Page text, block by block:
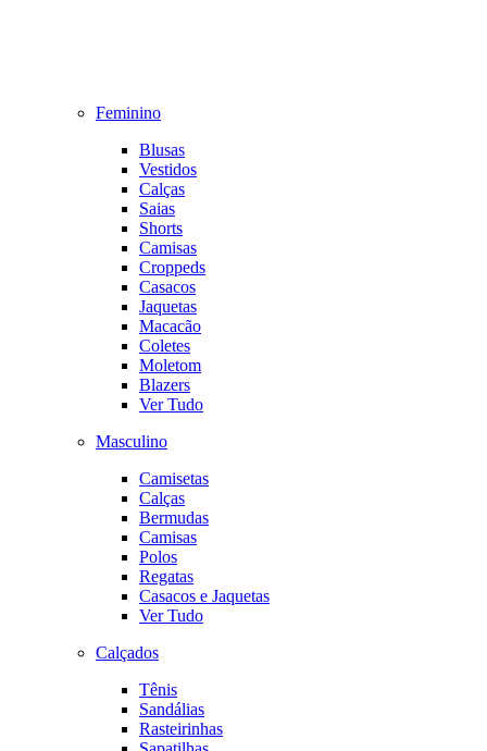
Feminino
Blusas
Vestidos
Calças
Saias
Shorts
Camisas
Croppeds
Casacos
Jaquetas
Macacão
Coletes
Moletom
Blazers
Ver Tudo
Masculino
Camisetas
Calças
Bermudas
Camisas
Polos
Regatas
Casacos e Jaquetas
Ver Tudo
Calçados
Tênis
Sandálias
Rasteirinhas